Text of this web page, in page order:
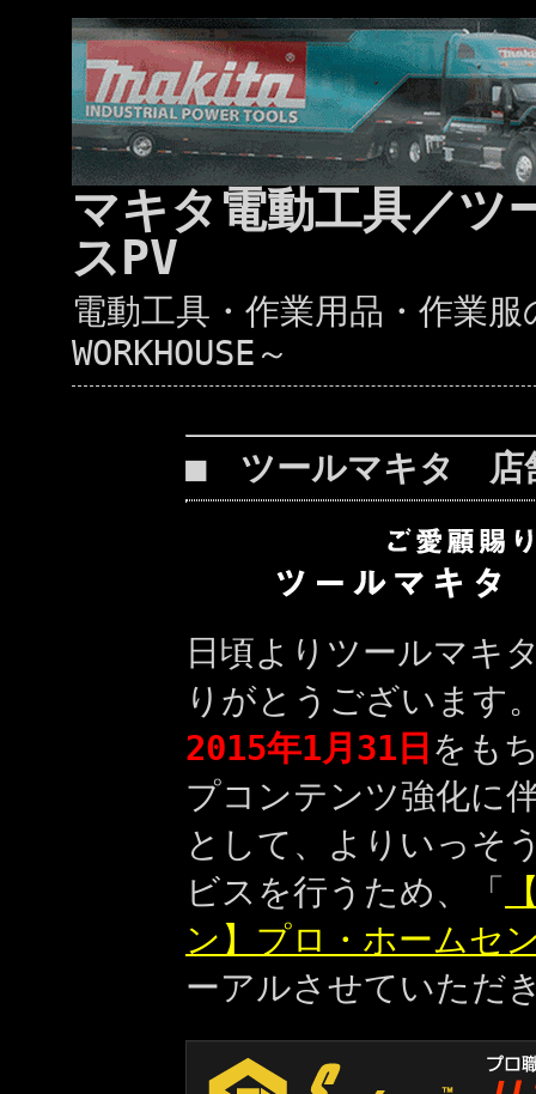
マキタ電動工具／
スPV
電動工具・作業用品・作
WORKHOUSE～
■ ツールマキタ 店
日頃よりツールマキ
りがとうございます
2015年1月31日 をも
プコンテンツ強化に
として、よりいっそ
ビスを行うため、「
ン】プロ・ホームセ
ーアルさせていただ